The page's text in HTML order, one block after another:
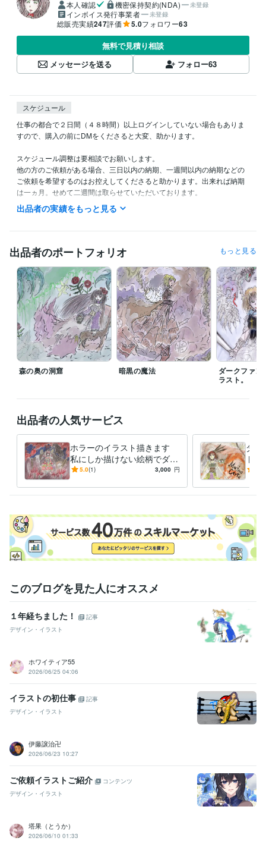
本人確認 機密保持契約(NDA) 未登録
インボイス発行事業者 未登録
総販売実績247評価 5.0フォロワー63
無料で見積り相談
メッセージを送る
フォロー63
スケジュール
仕事の都合で２日間（４８時間）以上ログインしていない場合もありま
すので、購入の前にDMをくださると大変、助かります。
スケジュール調整は要相談でお願いします。
他の方のご依頼がある場合、三日以内の納期、一週間以内の納期などの
ご依頼を希望するのはお控えしてくださると助かります。出来れば納期
は一ヵ月。せめて二週間は取らせていただいております。
小説の執筆以外にも、ダークファンタジーやゴシックな絵柄のイラスト
もし、私の絵柄が好みの方がいましたら、イラスト制作の依頼も承りま
すので、是非、ご連絡くださいませ。
※ココナラのご利用規約に則ってサービスを利用してくださると助かりま
す。
得意分野
ライティング・翻訳 ホラー/サスペンス/ダークファンタジー
出品者の実績をもっと見る
出品者のポートフォリオ もっと見る
森の奥の洞窟 暗黒の魔法
ダークファン
ラスト。
出品者の人気サービス
ホラーのイラスト描きます
私にしか描けない絵柄でダー
クで綺麗なホラーな絵を描き
5.0(1) 3,000 円
ダー
ト
い絵
このブログを見た人にオススメ
１年経ちました！
記事
デザイン・イラスト
ホワイティア55
2026/06/25 04:06
イラストの初仕事
記事
デザイン・イラスト
伊藤譲治卍
2026/06/23 10:27
ご依頼イラストご紹介
コンテンツ
デザイン・イラスト
塔果（とうか）
2026/06/10 01:33